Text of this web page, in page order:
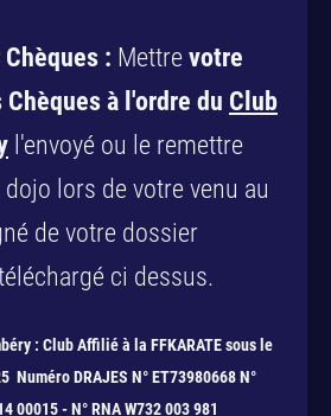
: Mettre votre
Chèques à l'ordre du Club
l'envoyé ou le remettre
lors de votre venu au
de votre dossier
ci dessus.
: Club Affilié à la FFKARATE sous le
Numéro DRAJES N° ET73980668 N°
00015 - N° RNA W732 003 981